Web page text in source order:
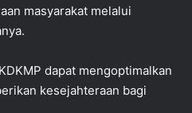
masyarakat melalui
dapat mengoptimalkan
kesejahteraan bagi